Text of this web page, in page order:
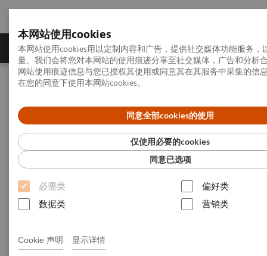
本网站使用cookies
本网站使用cookies用以定制内容和广告，提供社交媒体功能服务，
量。我们会将您对本网站的使用痕迹分享至社交媒体，广告和分析
网站使用痕迹信息与您已授权其使用或同意其在其服务中采集的信
在您的同意下使用本网站cookies。
同意全部cookies的使用
仅使用必要的cookies
同意已选项
必需类
偏好类
数据类
营销类
Cookie 声明 显示详情
产品一览 疾病与临床解决方案 相关信息
首页 行业洞悉
洞见系列
无摩擦的医疗：为什么重要以
及如何实现
洞见系列，第28期：与ECG Management
Consultants共同撰写的关于“实现卓越运营”和